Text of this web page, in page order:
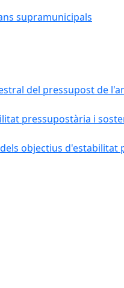
supramunicipals
del pressupost de
pressupostària i
objectius d'estabilitat